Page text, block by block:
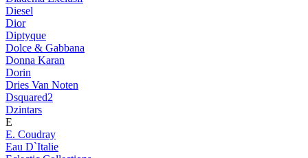
Diesel
Dior
Diptyque
Dolce & Gabbana
Donna Karan
Dorin
Dries Van Noten
Dsquared2
Dzintars
E
E. Coudray
Eau D`Italie